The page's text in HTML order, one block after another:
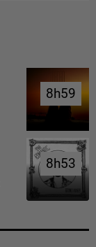
8h59
8h59
8h53
8h53